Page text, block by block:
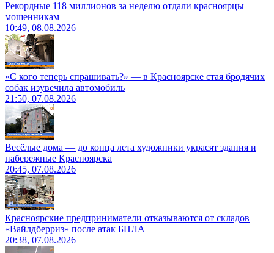
Рекордные 118 миллионов за неделю отдали красноярцы
мошенникам
10:49, 08.08.2026
«С кого теперь спрашивать?» — в Красноярске стая бродячих
собак изувечила автомобиль
21:50, 07.08.2026
Весёлые дома — до конца лета художники украсят здания и
набережные Красноярска
20:45, 07.08.2026
Красноярские предприниматели отказываются от складов
«Вайлдберриз» после атак БПЛА
20:38, 07.08.2026